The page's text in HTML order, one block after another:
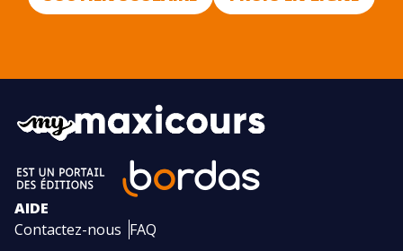
AIDE
Contactez-nous FAQ